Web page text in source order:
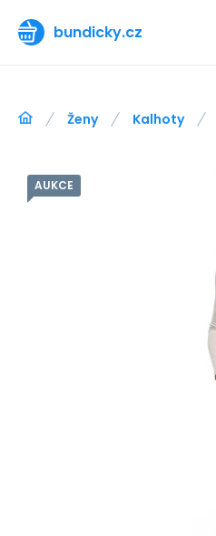
bundicky.cz
Ženy Kalhoty
AUKCE